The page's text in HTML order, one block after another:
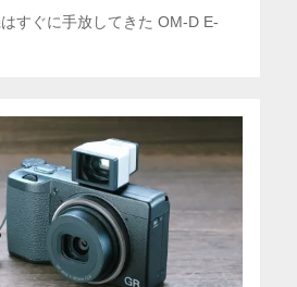
すぐに手放してきた OM-D E-